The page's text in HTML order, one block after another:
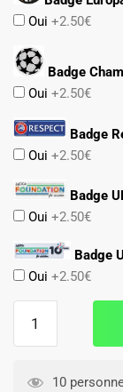
Oui +2.50€
Badge
Oui +2.50€
Badge
Oui +2.50€
Badge
Oui +2.50€
Badge
Oui +2.50€
NAPLES10